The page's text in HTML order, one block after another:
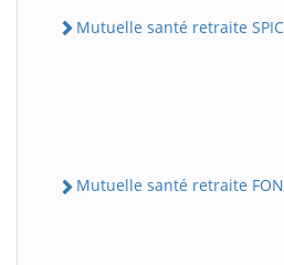
Mutuelle santé retraite
Mutuelle santé retraite